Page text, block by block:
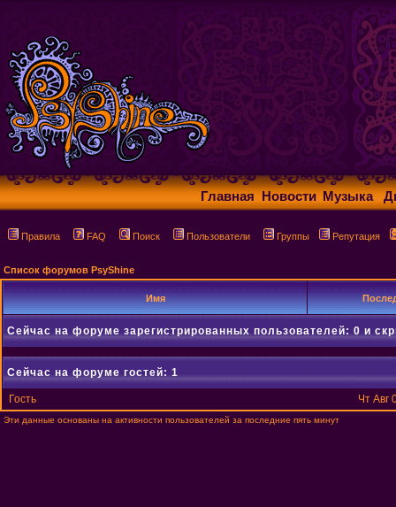
Главная Новости Музыка
Правила FAQ Поиск Пользователи Группы Репутация
Список форумов PsyShine
Имя
Сейчас на форуме зарегистрированных пользователей: 0 и
Сейчас на форуме гостей: 1
Гость Чт Авг
Эти данные основаны на активности пользователей за последние пять минут